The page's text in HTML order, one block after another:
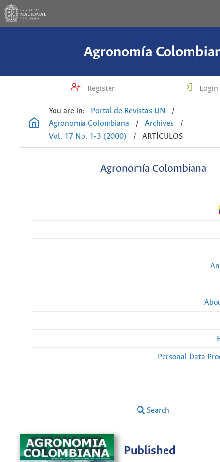
Agronomía
Register Login
You are in: Portal de Revistas UN
/
Agronomía Colombiana
/ Archives
/
Vol. 17 No. 1-3 (2000)
/ ARTÍCULOS
Agronomía Colombiana
Personal Data
Search
Published